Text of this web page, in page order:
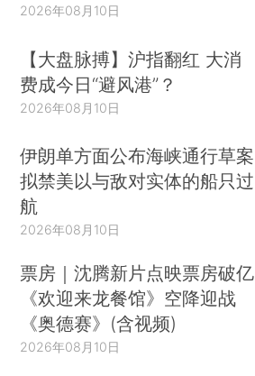
2026年08月10日
【大盘脉搏】沪指翻红 大消
费成今日“避风港”？
2026年08月10日
伊朗单方面公布海峡通行草案
拟禁美以与敌对实体的船只过
航
2026年08月10日
票房｜沈腾新片点映票房破亿
《欢迎来龙餐馆》空降迎战
《奥德赛》(含视频)
2026年08月10日